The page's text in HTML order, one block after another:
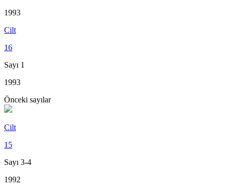
1993
Cilt
16
Sayı 1
1993
Önceki sayılar
Cilt
15
Sayı 3-4
1992